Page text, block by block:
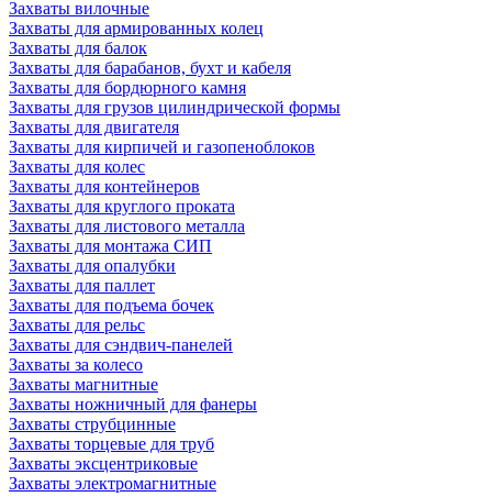
Захваты вилочные
Захваты для армированных колец
Захваты для балок
Захваты для барабанов, бухт и кабеля
Захваты для бордюрного камня
Захваты для грузов цилиндрической формы
Захваты для двигателя
Захваты для кирпичей и газопеноблоков
Захваты для колес
Захваты для контейнеров
Захваты для круглого проката
Захваты для листового металла
Захваты для монтажа СИП
Захваты для опалубки
Захваты для паллет
Захваты для подъема бочек
Захваты для рельс
Захваты для сэндвич-панелей
Захваты за колесо
Захваты магнитные
Захваты ножничный для фанеры
Захваты струбцинные
Захваты торцевые для труб
Захваты эксцентриковые
Захваты электромагнитные